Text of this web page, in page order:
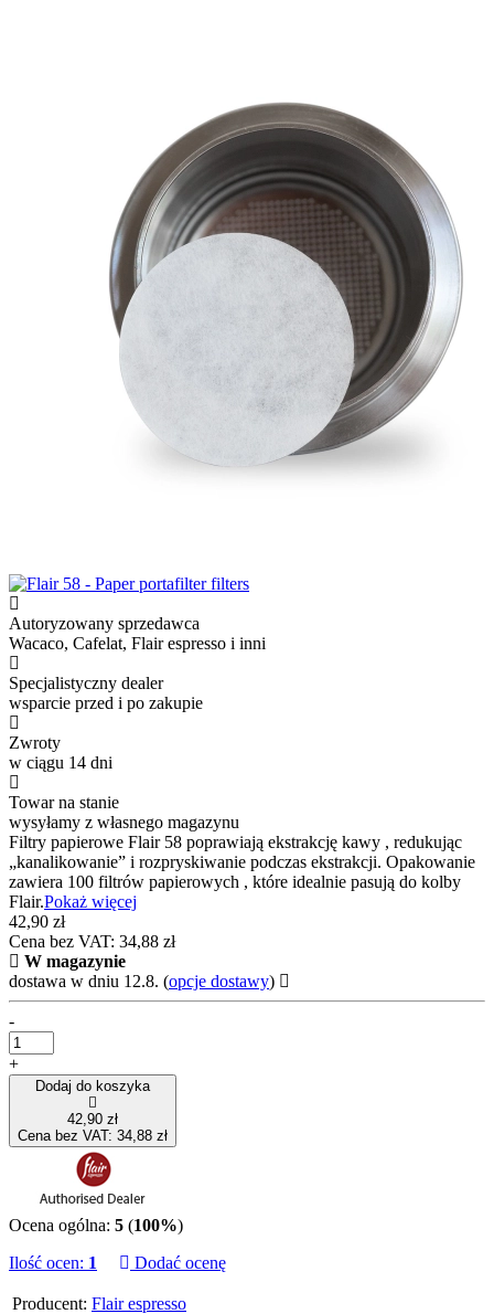
Autoryzowany sprzedawca
Wacaco, Cafelat, Flair espresso i inni
Specjalistyczny dealer
wsparcie przed i po zakupie
Zwroty
w ciągu 14 dni
Towar na stanie
wysyłamy z własnego magazynu
Filtry papierowe Flair 58 poprawiają ekstrakcję kawy , redukując
„kanalikowanie” i rozpryskiwanie podczas ekstrakcji. Opakowanie
zawiera 100 filtrów papierowych , które idealnie pasują do kolby
Flair.Pokaż więcej
42,90 zł
Cena bez VAT: 34,88 zł
W magazynie
dostawa w dniu 12.8. (opcje dostawy)
-
+
Dodaj do koszyka
42,90 zł
Cena bez VAT: 34,88 zł
Ocena ogólna: 5 (100%)
Ilość ocen: 1 Dodać ocenę
Producent: Flair espresso